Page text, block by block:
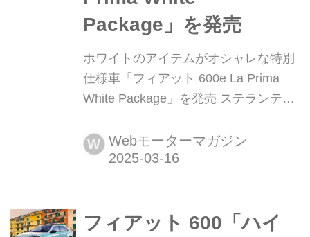
Package」を発売
ホワイトのアイテムがオシャレな特別
仕様車「フィアット 600e La Prima
White Package」を発売 ステランティ
ットの電気自動車「600e」の初の特別
仕様車「600e La Prima White
より、全国のフィアット正規ディーラ
W Webモーターマガジン
フィアット 600「ハイ